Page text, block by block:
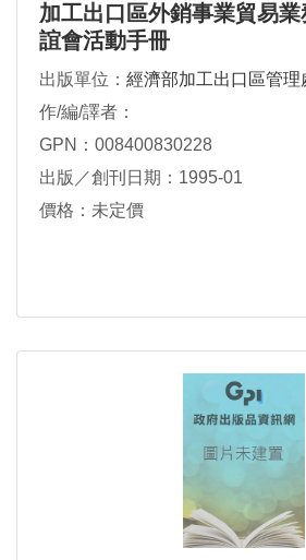
加工出口區外銷事業貿易
誼會活動手冊
出版單位： 經濟部加工出口區管理
作/編/譯者：
GPN：008400830228
出版／創刊日期：1995-01
價格：未定價